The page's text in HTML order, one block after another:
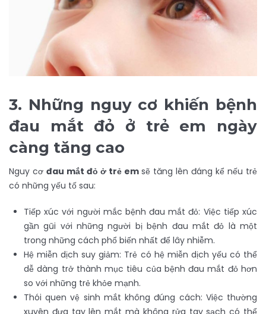
3. Những nguy cơ khiến bệnh
đau mắt đỏ ở trẻ em ngày
càng tăng cao
Nguy cơ đau mắt đỏ ở trẻ emsẽ tăng lên đáng kể nếu trẻ
có những yếu tố sau:
Tiếp xúc với người mắc bệnh đau mắt đỏ: Việc tiếp xúc
gần gũi với những người bị bệnh đau mắt đỏ là một
trong những cách phổ biến nhất để lây nhiễm.
Hệ miễn dịch suy giảm: Trẻ có hệ miễn dịch yếu có thể
dễ dàng trở thành mục tiêu của bệnh đau mắt đỏ hơn
so với những trẻ khỏe mạnh.
Thói quen vệ sinh mắt không đúng cách: Việc thường